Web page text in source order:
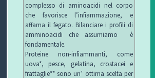
complesso di aminoacidi nel corpo
che favorisce l’infiammazione, e
affama il fegato. Bilanciare i profili di
amminoacidi che assumiamo è
fondamentale.
Proteine ​​non-infiammanti, come
uova*, pesce, gelatina, crostacei e
frattaglie** sono un’ ottima scelta per